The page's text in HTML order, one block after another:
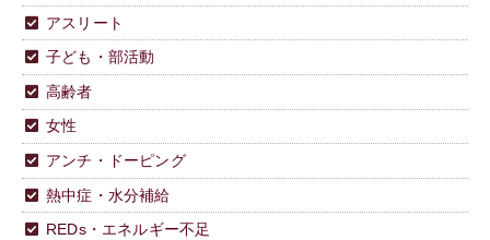
アスリート
子ども・部活動
高齢者
女性
アンチ・ドーピング
熱中症・水分補給
REDs・エネルギー不足